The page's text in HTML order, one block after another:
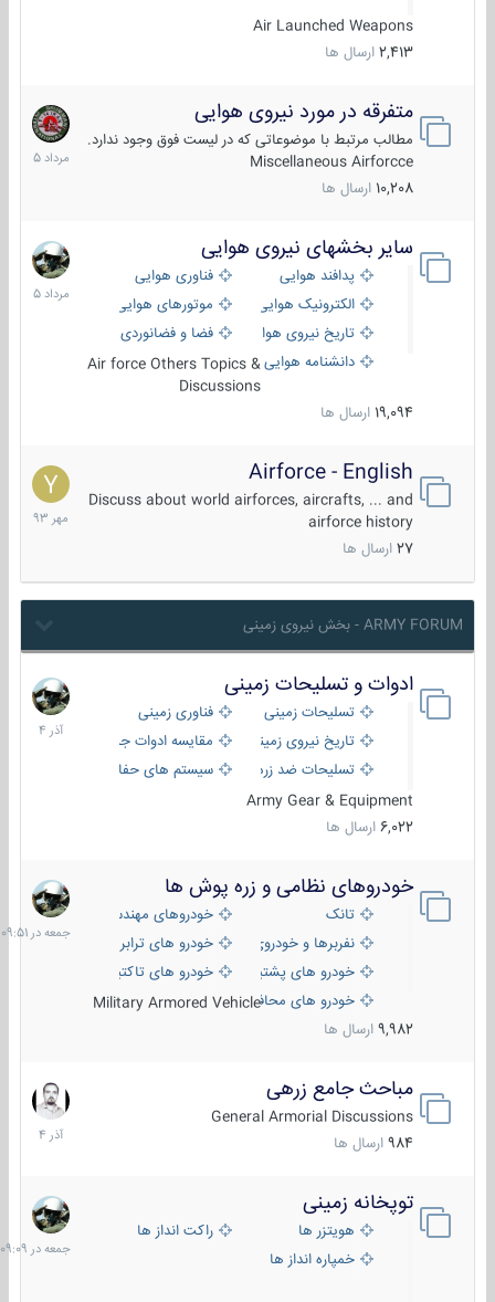
Air Launched Weapons
2,413 ارسال ها
متفرقه در مورد نیروی هوایی
مطالب مرتبط با موضوعاتی که در لیست فوق وجود ندارد.
Miscellaneous Airforcce
10,208 ارسال ها
7
مرداد
1405
سایر بخشهای نیروی هوایی
پدافند هوایی
فناوری هوایی
الکترونیک هوایی
موتورهای هوایی
تاریخ نیروی هوایی
فضا و فضانوردی
دانشنامه هواییAir force Others Topics &
Discussions
19,094 ارسال ها
2
مرداد
1405
Airforce - English
Discuss about world airforces, aircrafts, ... and
airforce history
27 ارسال ها
15
مهر
1393
ARMY FORUM - بخش نیروی زمینی
ادوات و تسلیحات زمینی
تسلیحات زمینی
فناوری زمینی
تاریخ نیروی زمینی
مقایسه ادوات جنگی
تسلیحات ضد زره
سیستم های حفاظت فعال
Army Gear & Equipment
6,022 ارسال ها
21
آذر
1404
خودروهای نظامی و زره پوش ها
تانک
خودروهای مهندسی
نفربرها و خودروی های رزمی پیاده نظام
خودرو های ترابری نظامی
خودرو های پشتیبانی آتش ، شناسایی و ضد تانک
خودرو های تاکتیکی نظامی
خودرو های محافظت شدهMilitary Armored Vehicle
9,982 ارسال ها
جمعه
در
09:51
مباحث جامع زرهی
General Armorial Discussions
984 ارسال ها
7
آذر
1404
توپخانه زمینی
هویتزر ها
راکت انداز ها
خمپاره انداز ها
جمعه
در
09:09